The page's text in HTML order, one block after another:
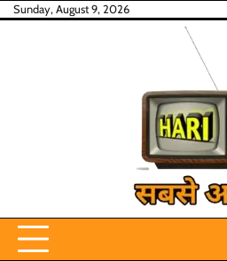
SkipSunday, August 9, 2026